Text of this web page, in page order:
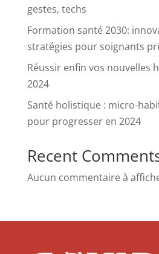
gestes, techs
Formation santé 2030:
stratégies pour soignants
Réussir enfin vos nouvelles
2024
Santé holistique : micro-
pour progresser en 2024
Recent
Aucun commentaire à